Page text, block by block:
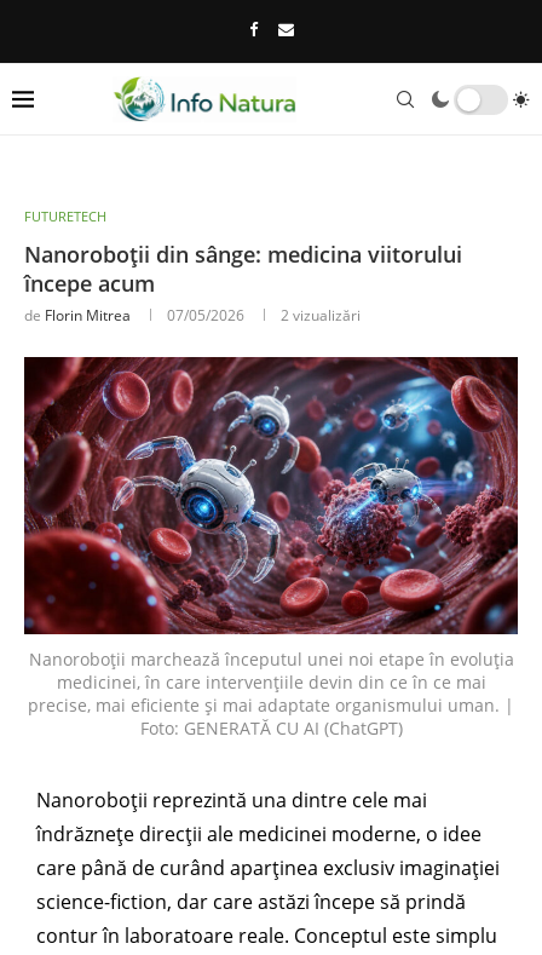
FUTURETECH
Nanoroboții din sânge: medicina viitorului
începe acum
de Florin Mitrea 07/05/2026 2 vizualizări
Nanoroboții marchează începutul unei noi etape în evoluția
medicinei, în care intervențiile devin din ce în ce mai
precise, mai eficiente și mai adaptate organismului uman. |
Foto: GENERATĂ CU AI (ChatGPT)
Nanoroboții reprezintă una dintre cele mai
îndrăznețe direcții ale medicinei moderne, o idee
care până de curând aparținea exclusiv imaginației
science-fiction, dar care astăzi începe să prindă
contur în laboratoare reale. Conceptul este simplu